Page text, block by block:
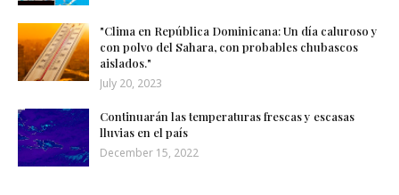
"Clima en República Dominicana: Un día caluroso y
con polvo del Sahara, con probables chubascos
aislados."
July 20, 2023
Continuarán las temperaturas frescas y escasas
lluvias en el país
December 15, 2022